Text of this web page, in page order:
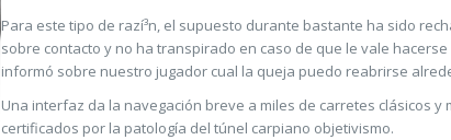
Para este tipo de razí³n, el supuesto durante bastante ha sido
sobre contacto y no ha transpirado en caso de que le vale
informó sobre nuestro jugador cual la queja puedo reabrirse
Una interfaz da la navegación breve a miles de carretes clásicos y
certificados por la patologí­a del túnel carpiano objetivismo.